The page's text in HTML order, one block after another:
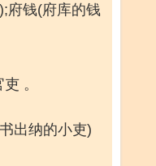
府钱(府库的钱
。
出纳的小吏)